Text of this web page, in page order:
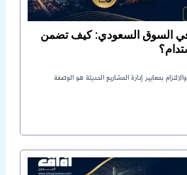
في السوق السعودي: كيف تضمن
بمعايير إدارة المشاريع الحديثة هو الوصفة